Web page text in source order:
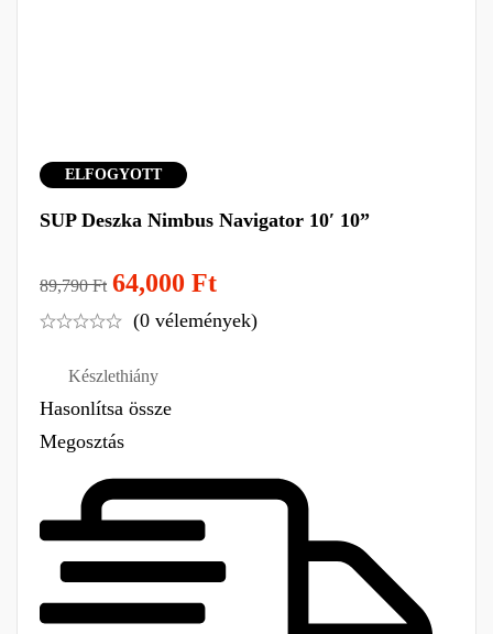
ELFOGYOTT
SUP Deszka Nimbus Navigator 10′ 10”
89,790Ft 64,000 Ft
(0 vélemények)
Készlethiány
Hasonlítsa össze
Megosztás